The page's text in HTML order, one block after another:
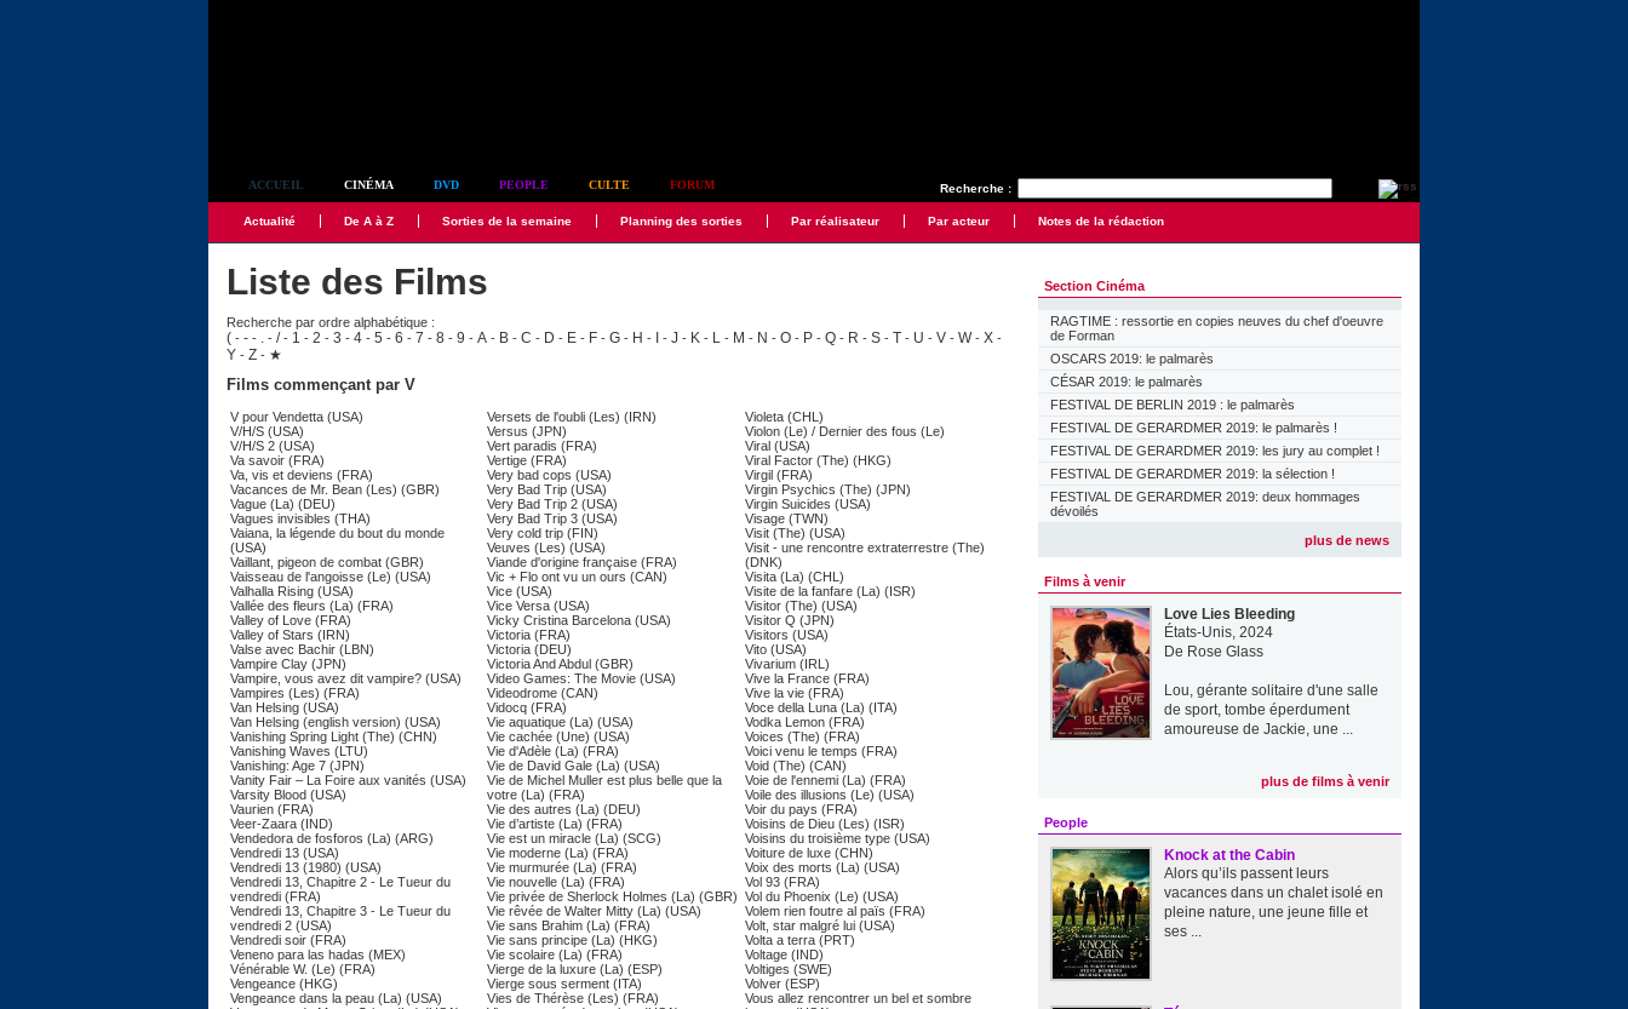
Recherche :
ACCUEIL CINÉMA DVD PEOPLE CULTE FORUM
Actualité De A à Z Sorties de la semaine Planning des sorties Par réalisateur Par acteur Notes de la rédaction
Liste des Films
Recherche par ordre alphabétique :
( - - - . - /- 1 - 2 - 3 - 4 - 5 - 6 - 7 - 8 - 9 - A - B - C - D - E - F - G - H - - J - K - L - M - N - O - P - Q - R - S - T - U - V - W- X -
Y - Z - ★
Films commençant par V
V pour Vendetta (USA)
V/H/S (USA)
V/H/S 2 (USA)
Va savoir (FRA)
Va, vis et deviens (FRA)
Vacances de Mr. Bean (Les) (GBR)
Vague (La) (DEU)
Vagues invisibles (THA)
Vaiana, la légende du bout du monde
(USA)
Vaillant, pigeon de combat (GBR)
Vaisseau de l'angoisse (Le) (USA)
Valhalla Rising (USA)
Vallée des fleurs (La) (FRA)
Valley of Love (FRA)
Valley of Stars (IRN)
Valse avec Bachir (LBN)
Vampire Clay (JPN)
Vampire, vous avez dit vampire? (USA)
Vampires (Les) (FRA)
Van Helsing (USA)
Van Helsing (english version) (USA)
Vanishing Spring Light (The) (CHN)
Vanishing Waves (LTU)
Vanishing: Age 7 (JPN)
Vanity Fair – La Foire aux vanités (USA)
Varsity Blood (USA)
Vaurien (FRA)
Veer-Zaara (IND)
Vendedora de fosforos (La) (ARG)
Vendredi 13 (USA)
Vendredi 13 (1980) (USA)
Vendredi 13, Chapitre 2 - Le Tueur du
vendredi (FRA)
Vendredi 13, Chapitre 3 - Le Tueur du
vendredi 2 (USA)
Vendredi soir (FRA)
Veneno para las hadas (MEX)
Vénérable W. (Le) (FRA)
Vengeance (HKG)
Vengeance dans la peau (La) (USA)
Versets de l'oubli (Les) (IRN)
Versus (JPN)
Vert paradis (FRA)
Vertige (FRA)
Very bad cops (USA)
Very Bad Trip (USA)
Very Bad Trip 2 (USA)
Very Bad Trip 3 (USA)
Very cold trip (FIN)
Veuves (Les) (USA)
Viande d'origine française (FRA)
Vic + Flo ont vu un ours (CAN)
Vice (USA)
Vice Versa (USA)
Vicky Cristina Barcelona (USA)
Victoria (FRA)
Victoria (DEU)
Victoria And Abdul (GBR)
Video Games: The Movie (USA)
Videodrome (CAN)
Vidocq (FRA)
Vie aquatique (La) (USA)
Vie cachée (Une) (USA)
Vie d'Adèle (La) (FRA)
Vie de David Gale (La) (USA)
Vie de Michel Muller est plus belle que la
votre (La) (FRA)
Vie des autres (La) (DEU)
Vie d’artiste (La) (FRA)
Vie est un miracle (La) (SCG)
Vie moderne (La) (FRA)
Vie murmurée (La) (FRA)
Vie nouvelle (La) (FRA)
Vie privée de Sherlock Holmes (La) (GBR)
Vie rêvée de Walter Mitty (La) (USA)
Vie sans Brahim (La) (FRA)
Vie sans principe (La) (HKG)
Vie scolaire (La) (FRA)
Vierge de la luxure (La) (ESP)
Vierge sous serment (ITA)
Vies de Thérèse (Les) (FRA)
Violeta (CHL)
Violon (Le) / Dernier des fous (Le)
Viral (USA)
Viral Factor (The) (HKG)
Virgil (FRA)
Virgin Psychics (The) (JPN)
Virgin Suicides (USA)
Visage (TWN)
Visit (The) (USA)
Visit - une rencontre extraterrestre (The)
(DNK)
Visita (La) (CHL)
Visite de la fanfare (La) (ISR)
Visitor (The) (USA)
Visitor Q (JPN)
Visitors (USA)
Vito (USA)
Vivarium (IRL)
Vive la France (FRA)
Vive la vie (FRA)
Voce della Luna (La) (ITA)
Vodka Lemon (FRA)
Voices (The) (FRA)
Voici venu le temps (FRA)
Void (The) (CAN)
Voie de l'ennemi (La) (FRA)
Voile des illusions (Le) (USA)
Voir du pays (FRA)
Voisins de Dieu (Les) (ISR)
Voisins du troisième type (USA)
Voiture de luxe (CHN)
Voix des morts (La) (USA)
Vol 93 (FRA)
Vol du Phoenix (Le) (USA)
Volem rien foutre al païs (FRA)
Volt, star malgré lui (USA)
Volta a terra (PRT)
Voltage (IND)
Voltiges (SWE)
Volver (ESP)
Vous allez rencontrer un bel et sombre
Section Cinéma
RAGTIME : ressortie en copies neuves du chef d'oeuvre
de Forman
OSCARS 2019: le palmarès
CÉSAR 2019: le palmarès
FESTIVAL DE BERLIN 2019 : le palmarès
FESTIVAL DE GERARDMER 2019: le palmarès !
FESTIVAL DE GERARDMER 2019: les jury au complet !
FESTIVAL DE GERARDMER 2019: la sélection !
FESTIVAL DE GERARDMER 2019: deux hommages
dévoilés
plus de news
Films à venir
Love Lies Bleeding
États-Unis, 2024
De Rose Glass
Lou, gérante solitaire d'une salle
de sport, tombe éperdument
amoureuse de Jackie, une ...
plus de films à venir
People
Knock at the Cabin
Alors qu’ils passent leurs
vacances dans un chalet isolé en
pleine nature, une jeune fille et
ses ...